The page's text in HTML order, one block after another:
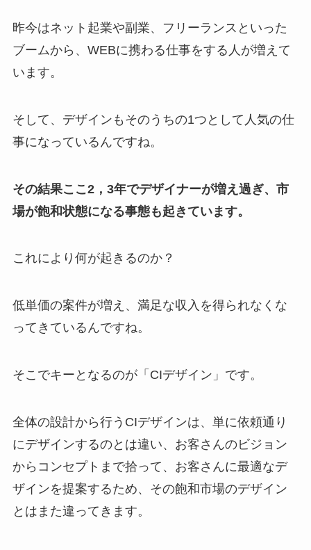
昨今はネット起業や副業、フリーランスといった
ブームから、WEBに携わる仕事をする人が増えて
います。
そして、デザインもそのうちの1つとして人気の仕
事になっているんですね。
その結果ここ2，3年でデザイナーが増え過ぎ、市
場が飽和状態になる事態も起きています。
これにより何が起きるのか？
低単価の案件が増え、満足な収入を得られなくな
ってきているんですね。
そこでキーとなるのが「CIデザイン」です。
全体の設計から行うCIデザインは、単に依頼通り
にデザインするのとは違い、お客さんのビジョン
からコンセプトまで拾って、お客さんに最適なデ
ザインを提案するため、その飽和市場のデザイン
とはまた違ってきます。